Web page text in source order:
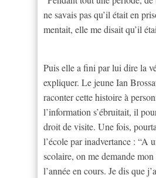
ne savais pas qu’il était en
mentait, elle me disait qu’il
Puis elle a fini par lui dire la
expliquer. Le jeune Ian
raconter cette histoire à
l’information s’ébruitait, il
droit de visite. Une fois,
l’école par inadvertance : “A
scolaire, on me demande
l’année en cours. Je dis que